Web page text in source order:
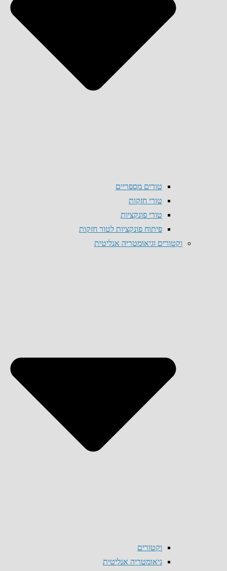
טורים מספריים
טורי חזקות
טורי פונקציות
פיתוח פונקציות לטור חזקות
וקטורים וגיאומטריה אנליטית
וקטורים
גיאומטריה אנליטית